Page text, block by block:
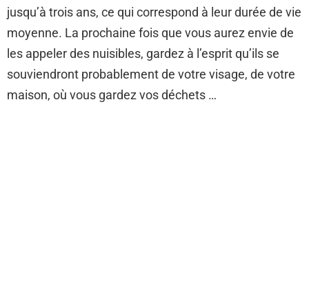
jusqu’à trois ans, ce qui correspond à leur durée de vie
moyenne. La prochaine fois que vous aurez envie de
les appeler des nuisibles, gardez à l’esprit qu’ils se
souviendront probablement de votre visage, de votre
maison, où vous gardez vos déchets …